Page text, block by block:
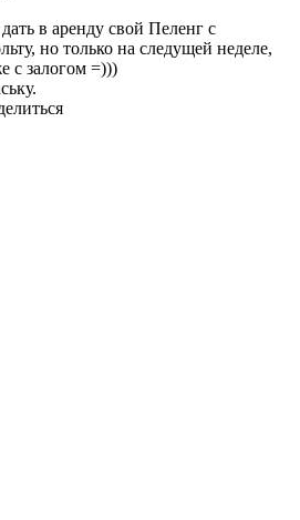
в аренду свой Пеленг с
но только на следущей неделе,
с залогом =)))